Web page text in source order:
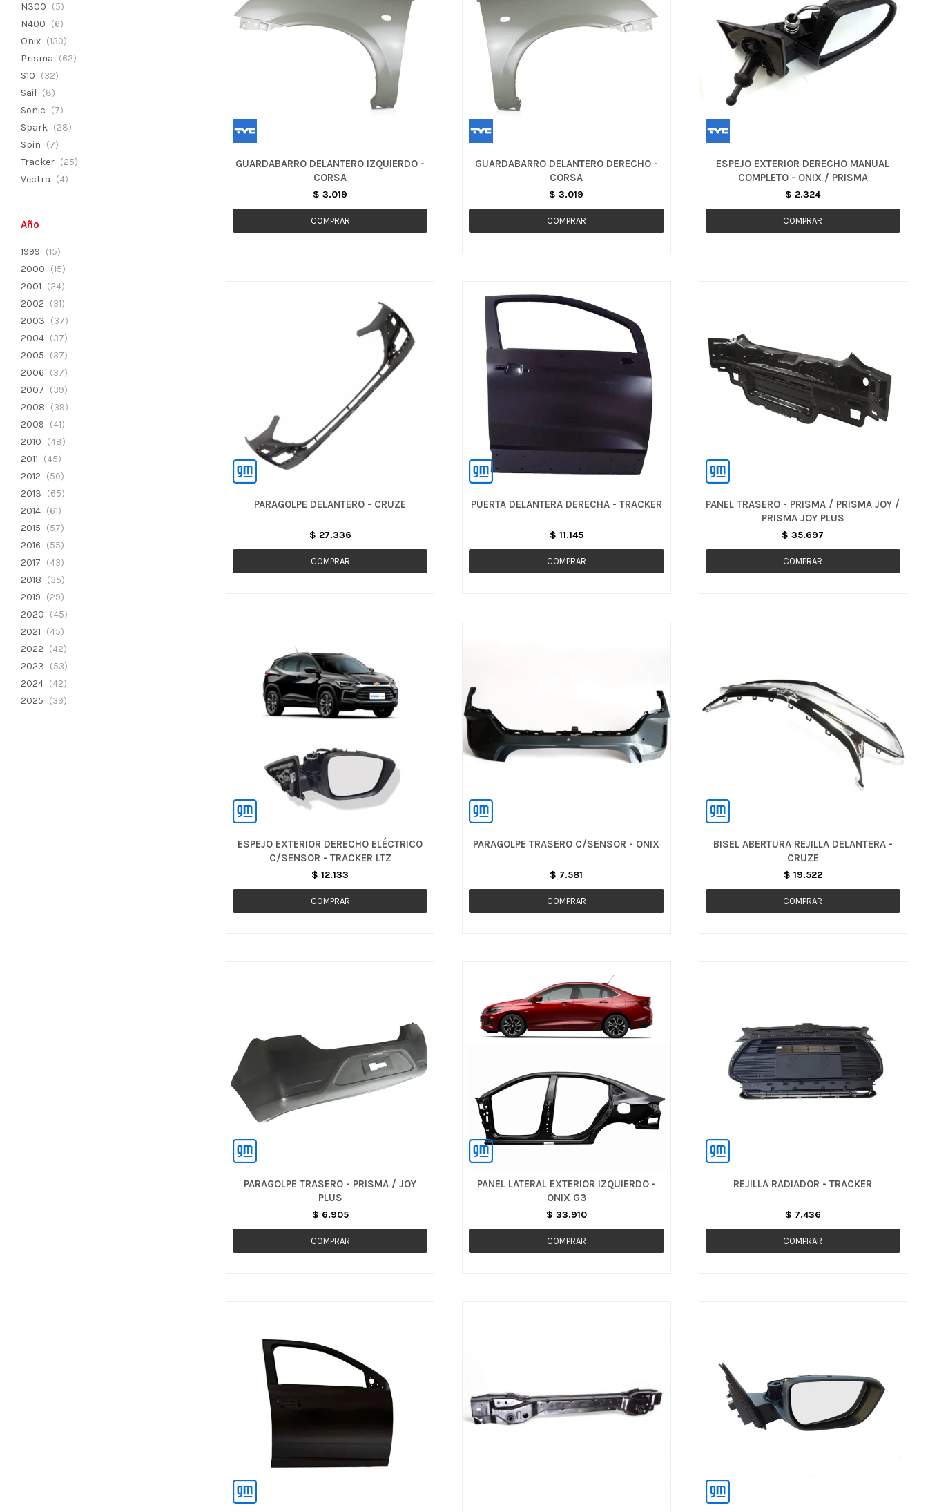
GUARDABARRO DELANTERO IZQUIERDO -
CORSA
$ 3.019
GUARDABARRO DELANTERO DERECHO -
CORSA
$ 3.019
ESPEJO EXTERIOR DERECHO MANUAL
COMPLETO - ONIX / PRISMA
$ 2.324
PARAGOLPE DELANTERO - CRUZE
$ 27.336
PUERTA DELANTERA DERECHA - TRACKER
$ 11.145
PANEL TRASERO - PRISMA / PRISMA JOY /
PRISMA JOY PLUS
$ 35.697
ESPEJO EXTERIOR DERECHO ELÉCTRICO
C/SENSOR - TRACKER LTZ
$ 12.133
PARAGOLPE TRASERO C/SENSOR - ONIX
$ 7.581
BISEL ABERTURA REJILLA DELANTERA -
CRUZE
$ 19.522
PARAGOLPE TRASERO - PRISMA / JOY
PLUS
$ 6.905
PANEL LATERAL EXTERIOR IZQUIERDO -
ONIX G3
$ 33.910
REJILLA RADIADOR - TRACKER
$ 7.436
N300 (5)
N400 (6)
Onix (130)
Prisma (62)
S10 (32)
Sail (8)
Sonic (7)
Spark (28)
Spin (7)
Tracker (25)
Vectra (4)
Año
1999 (15)
2000 (15)
2001 (24)
2002 (31)
2003 (37)
2004 (37)
2005 (37)
2006 (37)
2007 (39)
2008 (39)
2009 (41)
2010 (48)
2011 (45)
2012 (50)
2013 (65)
2014 (61)
2015 (57)
2016 (55)
2017 (43)
2018 (35)
2019 (29)
2020 (45)
2021 (45)
2022 (42)
2023 (53)
2024 (42)
2025 (39)